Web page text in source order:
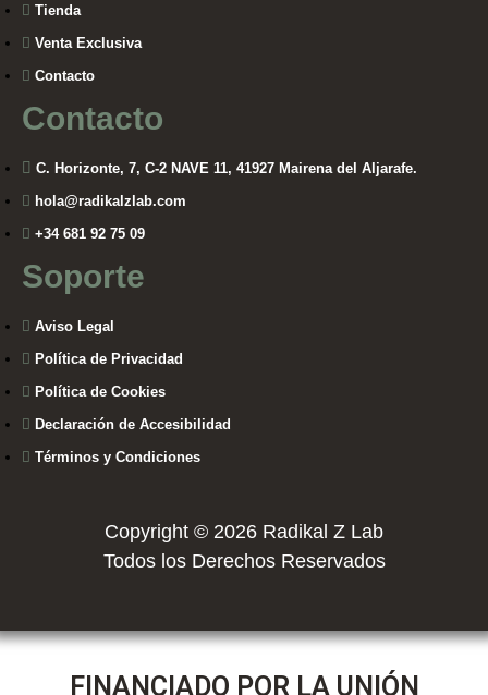
Tienda
Venta Exclusiva
Contacto
Contacto
C. Horizonte, 7, C-2 NAVE 11, 41927 Mairena del Aljarafe.
hola@radikalzlab.com
+34 681 92 75 09
Soporte
Aviso Legal
Política de Privacidad
Política de Cookies
Declaración de Accesibilidad
Términos y Condiciones
Copyright © 2026 Radikal Z Lab
Todos los Derechos Reservados
FINANCIADO POR LA UNIÓN